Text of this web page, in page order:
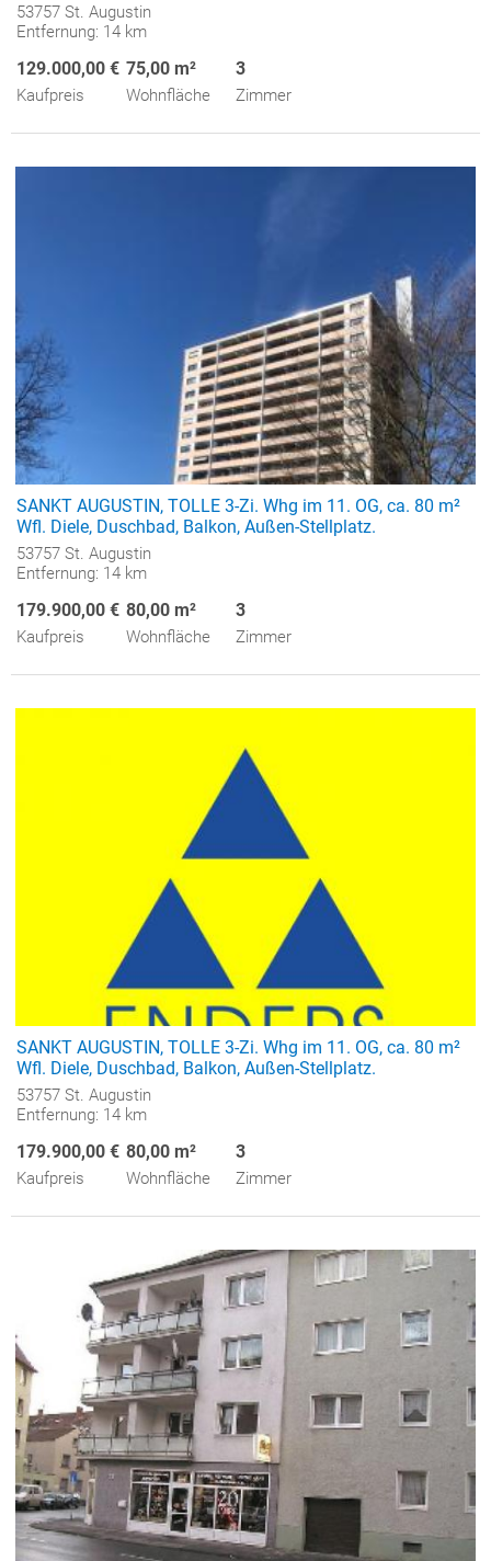
53757 St. Augustin
Entfernung: 14 km
129.000,00 €
Kaufpreis
75,00 m²
Wohnfläche
3
Zimmer
SANKT AUGUSTIN, TOLLE 3-Zi. Whg im 11. OG, ca. 80 m²
Wfl. Diele, Duschbad, Balkon, Außen-Stellplatz.
53757 St. Augustin
Entfernung: 14 km
179.900,00 €
Kaufpreis
80,00 m²
Wohnfläche
3
Zimmer
SANKT AUGUSTIN, TOLLE 3-Zi. Whg im 11. OG, ca. 80 m²
Wfl. Diele, Duschbad, Balkon, Außen-Stellplatz.
53757 St. Augustin
Entfernung: 14 km
179.900,00 €
Kaufpreis
80,00 m²
Wohnfläche
3
Zimmer